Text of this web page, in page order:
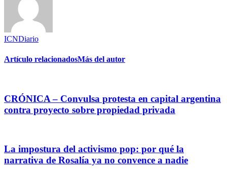
ICNDiario
Artículo relacionadosMás del autor
CRÓNICA – Convulsa protesta en capital argentina
contra proyecto sobre propiedad privada
La impostura del activismo pop: por qué la
narrativa de Rosalía ya no convence a nadie